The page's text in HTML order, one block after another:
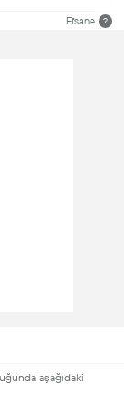
Efsane ?
aşağıdaki